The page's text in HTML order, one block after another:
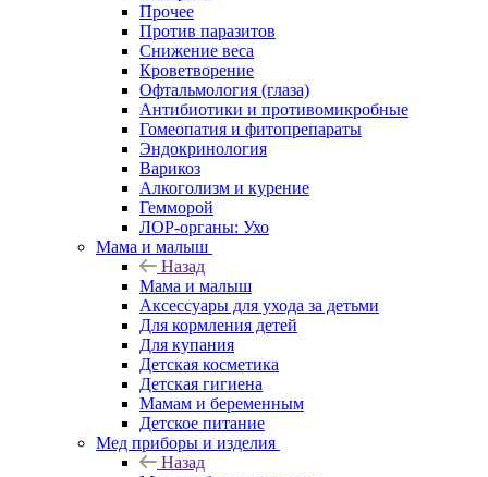
Прочее
Против паразитов
Снижение веса
Кроветворение
Офтальмология (глаза)
Антибиотики и противомикробные
Гомеопатия и фитопрепараты
Эндокринология
Варикоз
Алкоголизм и курение
Гемморой
ЛОР-органы: Ухо
Мама и малыш
Назад
Мама и малыш
Аксессуары для ухода за детьми
Для кормления детей
Для купания
Детская косметика
Детская гигиена
Мамам и беременным
Детское питание
Мед приборы и изделия
Назад